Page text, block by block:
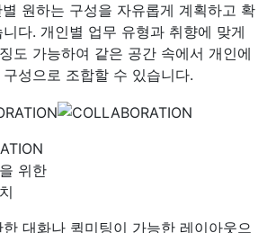
원하는 구성을 자유롭게 계획하고 확
다. 개인별 업무 유형과 취향에 맞게
도 가능하여 같은 공간 속에서 개인에
성으로 조합할 수 있습니다.
위한
대화나 퀵미팅이 가능한 레이아웃으